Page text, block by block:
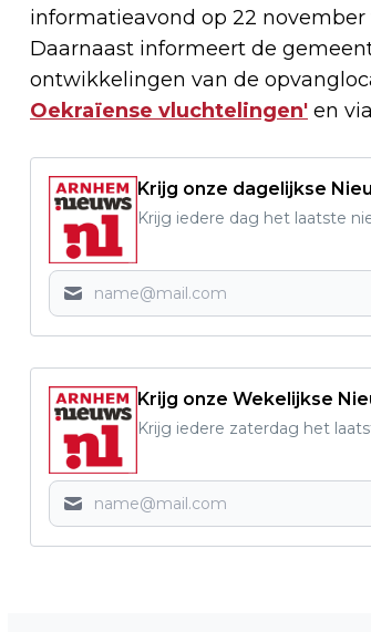
informatieavond op 22
Daarnaast informeert de
ontwikkelingen van de
Oekraïense vluchtelingen' en
Krijg onze dagelijkse
Krijg iedere dag het laatste
Krijg onze Wekelijkse
Krijg iedere zaterdag het